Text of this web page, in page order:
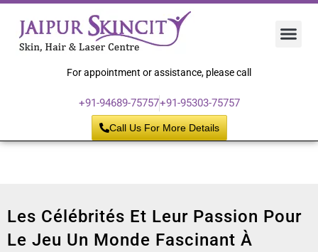
For appointment or assistance, please call
+91-94689-75757+91-95303-75757
Call Us For More Details
Les Célébrités Et Leur Passion Pour
Le Jeu Un Monde Fascinant À